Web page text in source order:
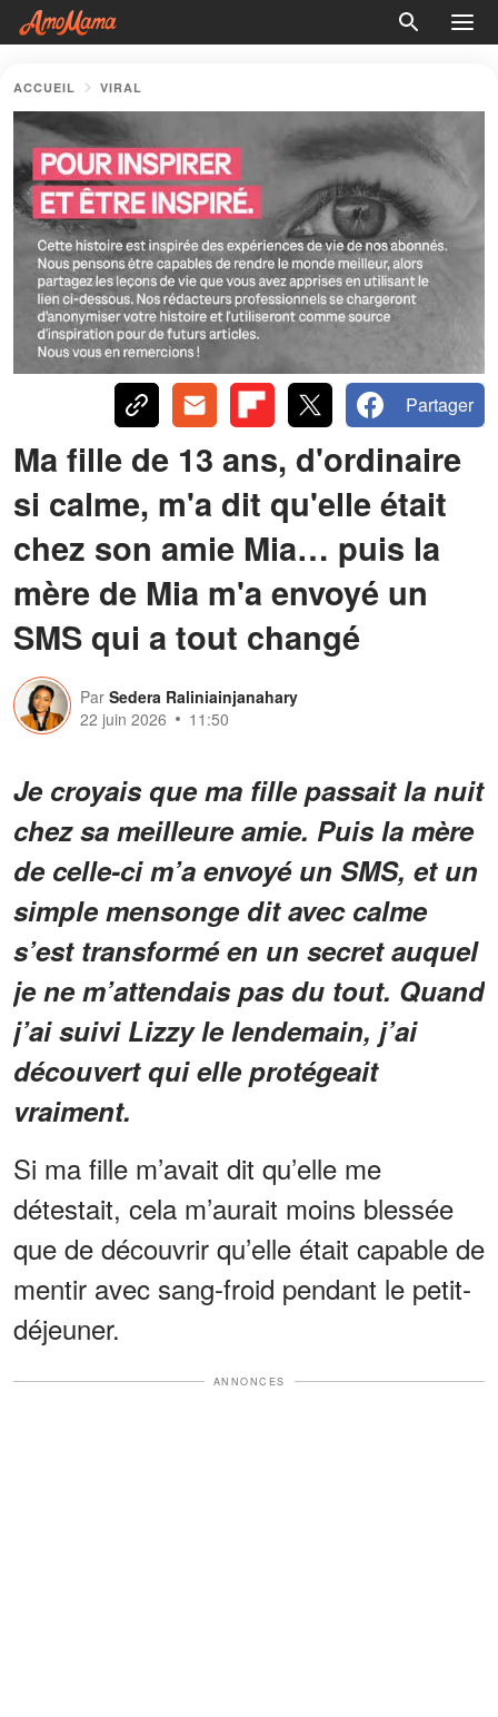
ACCUEIL VIRAL
Partager
Ma fille de 13 ans, d'ordinaire
si calme, m'a dit qu'elle était
chez son amie Mia… puis la
mère de Mia m'a envoyé un
SMS qui a tout changé
Par Sedera Raliniainjanahary
22 juin 2026
11:50
Je croyais que ma fille passait la nuit
chez sa meilleure amie. Puis la mère
de celle-ci m’a envoyé un SMS, et un
simple mensonge dit avec calme
s’est transformé en un secret auquel
je ne m’attendais pas du tout. Quand
j’ai suivi Lizzy le lendemain, j’ai
découvert qui elle protégeait
vraiment.
Si ma fille m’avait dit qu’elle me
détestait, cela m’aurait moins blessée
que de découvrir qu’elle était capable de
mentir avec sang-froid pendant le petit-
déjeuner.
ANNONCES